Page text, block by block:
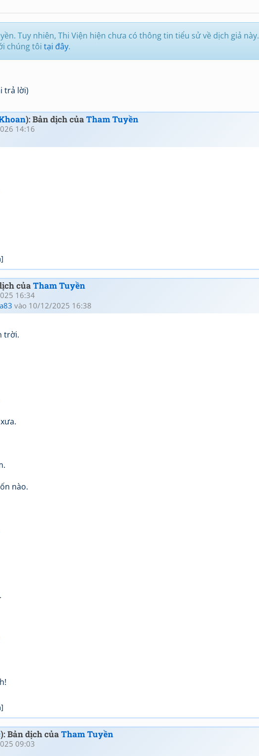
Tuy nhiên, Thi Viện hiện chưa có thông tin tiểu sử về dịch giả này.
chúng tôi tại đây.
trả lời)
): Bản dịch củaTham Tuyền
14:16
củaTham Tuyền
16:34
vào 10/12/2025 16:38
trời.
nào.
): Bản dịch củaTham Tuyền
09:03